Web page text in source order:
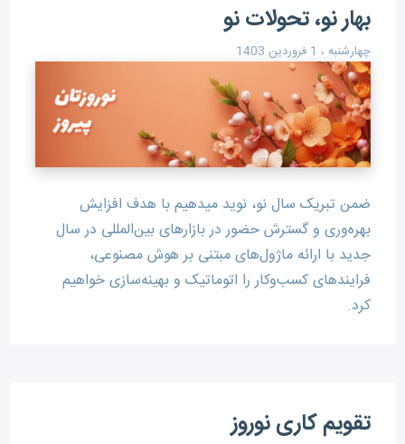
بهار نو، تحولات نو
چهارشنبه ، 1 فروردین 1403
ضمن تبریک سال نو، نوید میدهیم با هدف افزایش
بهره‌وری و گسترش حضور در بازارهای بین‌المللی در سال
جدید با ارائه ماژول‌های مبتنی بر هوش مصنوعی،
فرایندهای کسب‌وکار را اتوماتیک و بهینه‌سازی خواهیم
کرد.
تقویم کاری نوروز